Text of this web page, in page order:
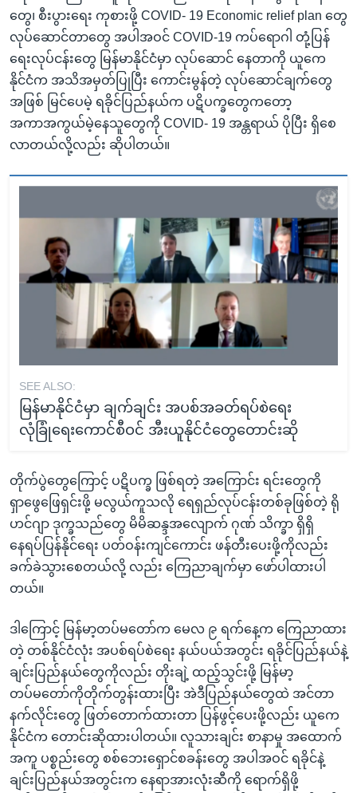
တွေ၊ စီးပွားရေး ကုစားဖို့ COVID- 19 Economic relief plan တွေ
လုပ်ဆောင်တာတွေ အပါအဝင် COVID-19 ကပ်ရောဂါ တုံ့ပြန်
ရေးလုပ်ငန်းတွေ မြန်မာနိုင်ငံမှာ လုပ်ဆောင် နေတာကို ယူကေ
နိုင်ငံက အသိအမှတ်ပြုပြီး ကောင်းမွန်တဲ့ လုပ်ဆောင်ချက်တွေ
အဖြစ် မြင်ပေမဲ့ ရခိုင်ပြည်နယ်က ပဋိပက္ခတွေကတော့
အကာအကွယ်မဲ့နေသူတွေကို COVID- 19 အန္တရာယ် ပိုပြီး ရှိစေ
လာတယ်လို့လည်း ဆိုပါတယ်။
SEE ALSO:
မြန်မာနိုင်ငံမှာ ချက်ချင်း အပစ်အခတ်ရပ်စဲရေး
လုံခြုံရေးကောင်စီဝင် အီးယူနိုင်ငံတွေတောင်းဆို
တိုက်ပွဲတွေကြောင့် ပဋိပက္ခ ဖြစ်ရတဲ့ အကြောင်း ရင်းတွေကို
ရှာဖွေဖြေရှင်းဖို့ မလွယ်ကူသလို ရေရှည်လုပ်ငန်းတစ်ခုဖြစ်တဲ့ ရို
ဟင်ဂျာ ဒုက္ခသည်တွေ မိမိဆန္ဒအလျောက် ဂုဏ် သိက္ခာ ရှိရှိ
နေရပ်ပြန်နိုင်ရေး ပတ်ဝန်းကျင်ကောင်း ဖန်တီးပေးဖို့ကိုလည်း
ခက်ခဲသွားစေတယ်လို့ လည်း ကြေညာချက်မှာ ဖော်ပါထားပါ
တယ်။
ဒါကြောင့် မြန်မာ့တပ်မတော်က မေလ ၉ ရက်နေ့က ကြေညာထား
တဲ့ တစ်နိုင်ငံလုံး အပစ်ရပ်စဲရေး နယ်ပယ်အတွင်း ရခိုင်ပြည်နယ်နဲ့
ချင်းပြည်နယ်တွေကိုလည်း တိုးချဲ့ ထည့်သွင်းဖို့ မြန်မာ့
တပ်မတော်ကိုတိုက်တွန်းထားပြီး အဲဒီပြည်နယ်တွေထဲ အင်တာ
နက်လိုင်းတွေ ဖြတ်တောက်ထားတာ ပြန်ဖွင့်ပေးဖို့လည်း ယူကေ
နိုင်ငံက တောင်းဆိုထားပါတယ်။ လူသားချင်း စာနာမှု အထောက်
အကူ ပစ္စည်းတွေ စစ်ဘေးရှောင်စခန်းတွေ အပါအဝင် ရခိုင်နဲ့
ချင်းပြည်နယ်အတွင်းက နေရာအားလုံးဆီကို ရောက်ရှိဖို့